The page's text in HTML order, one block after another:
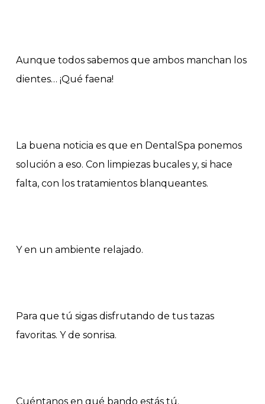
Aunque todos sabemos que ambos manchan los
dientes… ¡Qué faena!
La buena noticia es que en DentalSpa ponemos
solución a eso. Con limpiezas bucales y, si hace
falta, con los tratamientos blanqueantes.
Y en un ambiente relajado.
Para que tú sigas disfrutando de tus tazas
favoritas. Y de sonrisa.
Cuéntanos en qué bando estás tú.